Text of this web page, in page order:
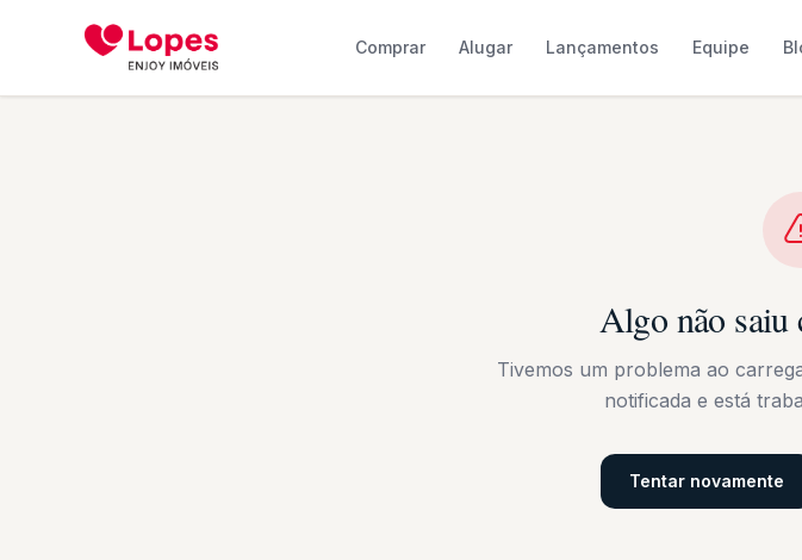
Comprar Alugar Lançamentos Equipe
Algo não saiu
Tivemos um problema ao
notificada e está
Tentar novamente